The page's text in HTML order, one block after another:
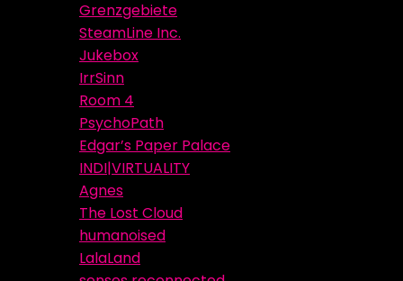
Grenzgebiete
SteamLine Inc.
Jukebox
IrrSinn
Room 4
PsychoPath
Edgar’s Paper Palace
INDI|VIRTUALITY
Agnes
The Lost Cloud
humanoised
LalaLand